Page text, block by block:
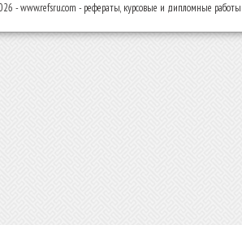
- www.refsru.com - рефераты, курсовые и дипломные работы